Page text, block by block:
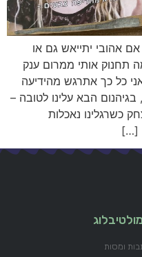
אהובי יתייאש גם או
תחנוק אותי ממרום ענק
כל כך אתרגש מהידיעה
הבא עלינו לטובה –
כשרגלינו נאכלות
[…]
ומסות